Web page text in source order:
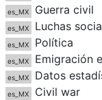
es_MX Guerra civil
es_MX Luchas
es_MX Política
es_MX Emigración
es_MX Datos
es_MX Civil war